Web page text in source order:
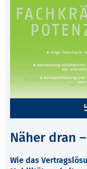
Näher dran
Wie das